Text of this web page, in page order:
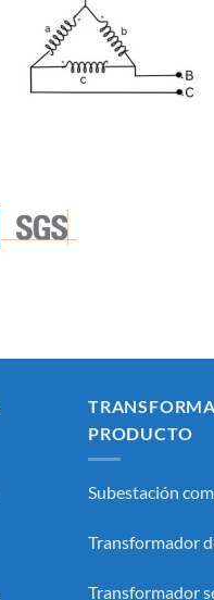
PRODUCTO
Subestación
Transformador
Transformador